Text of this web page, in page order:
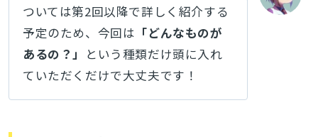
ついては第2回以降で詳しく紹介する
予定のため、今回は 「どんなものが
あるの？」
という種類だけ頭に入れ
ていただくだけで大丈夫です！